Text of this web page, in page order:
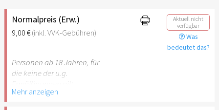
Normalpreis (Erw.)
9,00 €(inkl. VVK-Gebühren)
Aktuell nicht
verfügbar
Was
bedeutet das?
Personen ab 18 Jahren, für
die keine der u.g.
Mehr anzeigen